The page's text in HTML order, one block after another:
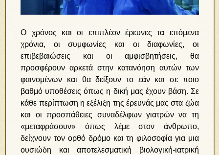
Ο χρόνος και οι επιπλέον έρευνες τα επόμενα
χρόνια, οι συμφωνίες και οι διαφωνίες, οι
επιβεβαιώσεις και οι αμφισβητήσεις, θα
προσφέρουν αρκετά στην κατανόηση αυτών των
φαινομένων και θα δείξουν το εάν και σε ποιο
βαθμό υποθέσεις όπως η δική μας έχουν βάση. Σε
κάθε περίπτωση η εξέλιξη της έρευνάς μας στα ζώα
και οι προσπάθειες συναδέλφων γιατρών να τη
«μεταφράσουν» όπως λέμε στον άνθρωπο,
δείχνουν τον ορθό δρόμο και τη φιλοσοφία για μια
ουσιώδη και αποτελεσματική βιολογική-ιατρική